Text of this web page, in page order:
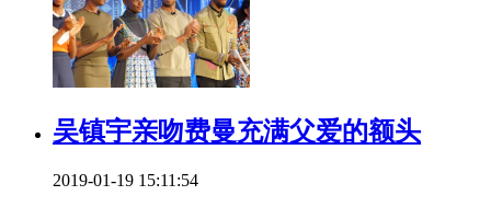
吴镇宇亲吻费曼充满父爱的额头
2019-01-19 15:11:54